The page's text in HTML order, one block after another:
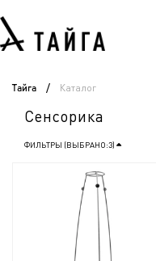
Тайга / Каталог
Сенсорика
ФИЛЬТРЫ (ВЫБРАНО:3)